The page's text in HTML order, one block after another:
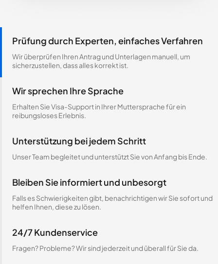
Prüfung durch Experten, einfaches Verfahren
Wir überprüfen Ihren Antrag und Unterlagen manuell, um
sicherzustellen, dass alles korrekt ist.
Wir sprechen Ihre Sprache
Erhalten Sie Visa-Support in Ihrer Muttersprache für ein
reibungsloses Erlebnis.
Unterstützung bei jedem Schritt
Unser Team begleitet und unterstützt Sie von Anfang bis Ende.
Bleiben Sie informiert und unbesorgt
Falls es Schwierigkeiten gibt, benachrichtigen wir Sie sofort und
helfen Ihnen, diese zu lösen.
24/7 Kundenservice
Fragen? Probleme? Wir sind jederzeit und überall für Sie da.